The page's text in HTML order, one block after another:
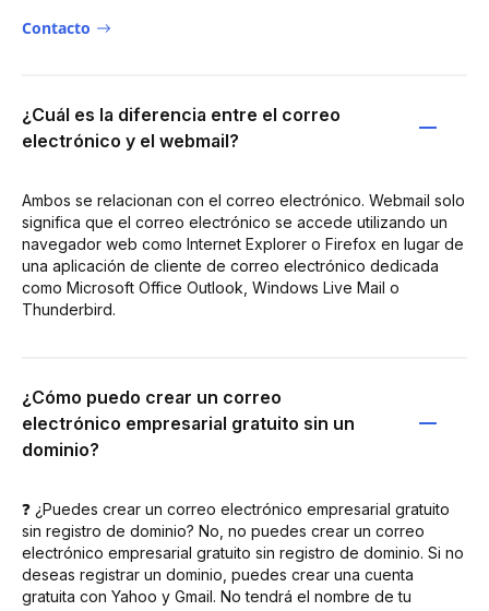
Contacto
¿Cuál es la diferencia entre el correo
electrónico y el webmail?
Ambos se relacionan con el correo electrónico. Webmail solo
significa que el correo electrónico se accede utilizando un
navegador web como Internet Explorer o Firefox en lugar de
una aplicación de cliente de correo electrónico dedicada
como Microsoft Office Outlook, Windows Live Mail o
Thunderbird.
¿Cómo puedo crear un correo
electrónico empresarial gratuito sin un
dominio?
❓ ¿Puedes crear un correo electrónico empresarial gratuito
sin registro de dominio? No, no puedes crear un correo
electrónico empresarial gratuito sin registro de dominio. Si no
deseas registrar un dominio, puedes crear una cuenta
gratuita con Yahoo y Gmail. No tendrá el nombre de tu